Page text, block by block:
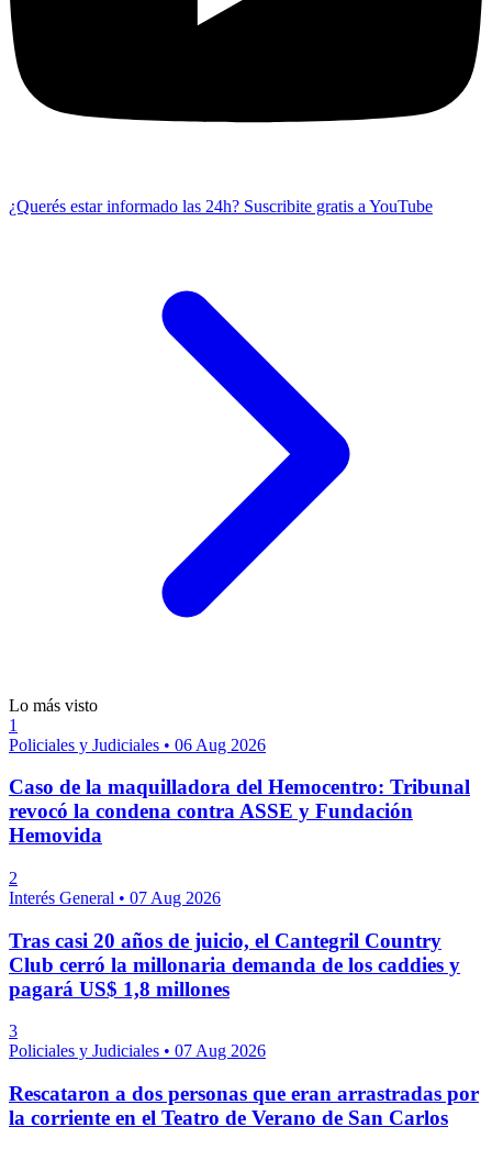
¿Querés estar informado las 24h? Suscribite gratis a YouTube
Lo más visto
1
Policiales y Judiciales • 06 Aug 2026
Caso de la maquilladora del Hemocentro: Tribunal
revocó la condena contra ASSE y Fundación
Hemovida
2
Interés General • 07 Aug 2026
Tras casi 20 años de juicio, el Cantegril Country
Club cerró la millonaria demanda de los caddies y
pagará US$ 1,8 millones
3
Policiales y Judiciales • 07 Aug 2026
Rescataron a dos personas que eran arrastradas por
la corriente en el Teatro de Verano de San Carlos